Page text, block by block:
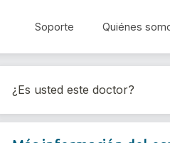
Soporte Quiénes
¿Es usted este doctor?